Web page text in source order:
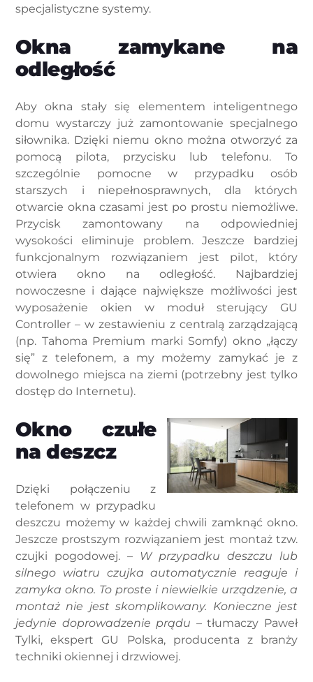
specjalistyczne systemy.
Okna zamykane na
odległość
Aby okna stały się elementem inteligentnego
domu wystarczy już zamontowanie specjalnego
siłownika. Dzięki niemu okno można otworzyć za
pomocą pilota, przycisku lub telefonu. To
szczególnie pomocne w przypadku osób
starszych i niepełnosprawnych, dla których
otwarcie okna czasami jest po prostu niemożliwe.
Przycisk zamontowany na odpowiedniej
wysokości eliminuje problem. Jeszcze bardziej
funkcjonalnym rozwiązaniem jest pilot, który
otwiera okno na odległość. Najbardziej
nowoczesne i dające największe możliwości jest
wyposażenie okien w moduł sterujący GU
Controller – w zestawieniu z centralą zarządzającą
(np. Tahoma Premium marki Somfy) okno „łączy
się” z telefonem, a my możemy zamykać je z
dowolnego miejsca na ziemi (potrzebny jest tylko
dostęp do Internetu).
Okno czułe
na deszcz
Dzięki połączeniu z
telefonem w przypadku
deszczu możemy w każdej chwili zamknąć okno.
Jeszcze prostszym rozwiązaniem jest montaż tzw.
czujki pogodowej. –
W przypadku deszczu lub
silnego wiatru czujka automatycznie reaguje i
zamyka okno. To proste i niewielkie urządzenie, a
montaż nie jest skomplikowany. Konieczne jest
jedynie doprowadzenie prądu – tłumaczy Paweł
Tylki, ekspert GU Polska, producenta z branży
techniki okiennej i drzwiowej.